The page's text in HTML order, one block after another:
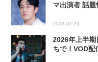
マ出演者 話
2026.07.29
2026年上半期
ちで！VOD配